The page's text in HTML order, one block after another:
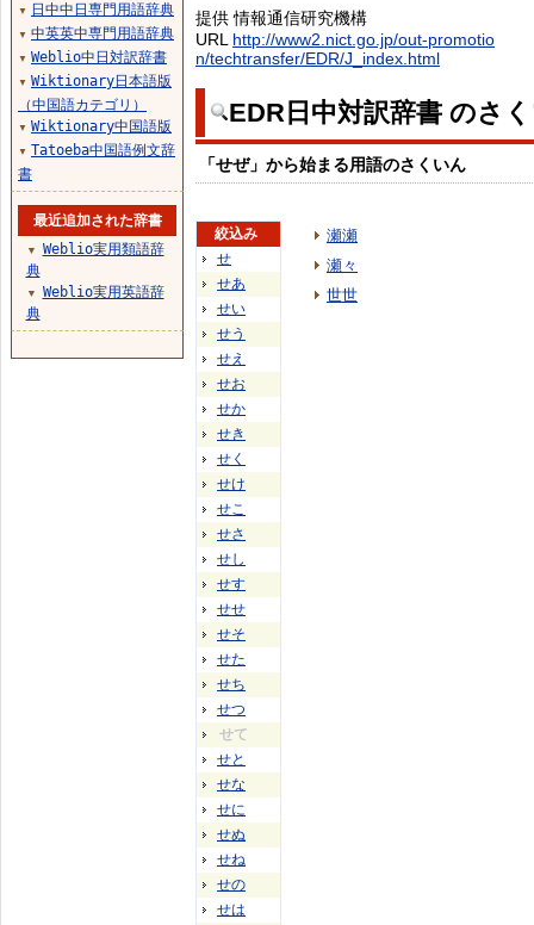
提供 情報通信研究機構
URL http://www2.nict.go.jp/out-promotio
n/techtransfer/EDR/J_index.html
EDR日中対訳辞書 のさ
「せぜ」から始まる用語のさくいん
絞込み
せ
せあ
せい
せう
せえ
せお
せか
せき
せく
せけ
せこ
せさ
せし
せす
せせ
せそ
せた
せち
せつ
せて
せと
せな
せに
せぬ
せね
せの
せは
瀬瀬
瀬々
世世
▼ 日中中日専門用語辞典
▼ 中英英中専門用語辞典
▼ Weblio中日対訳辞書
▼ Wiktionary日本語版
（中国語カテゴリ）
▼ Wiktionary中国語版
▼ Tatoeba中国語例文辞
書
最近追加された辞書
▼
Weblio実用類語辞
典
▼
Weblio実用英語辞
典